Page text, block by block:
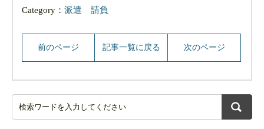
Category：派遣 請負
前のページ 記事一覧に戻る 次のページ